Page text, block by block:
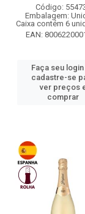
Código:
Embalagem:
Caixa contém 6
EAN:
Faça seu
cadastre-se
ver preços
comprar